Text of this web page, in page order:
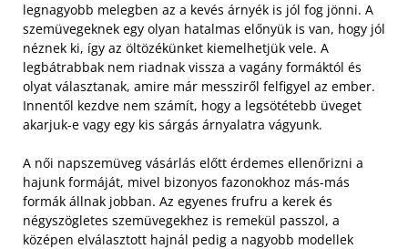
legnagyobb melegben az a kevés árnyék is jól fog jönni. A
szemüvegeknek egy olyan hatalmas előnyük is van, hogy jól
néznek ki, így az öltözékünket kiemelhetjük vele. A
legbátrabbak nem riadnak vissza a vagány formáktól és
olyat választanak, amire már messziről felfigyel az ember.
Innentől kezdve nem számít, hogy a legsötétebb üveget
akarjuk-e vagy egy kis sárgás árnyalatra vágyunk.
A női napszemüveg vásárlás előtt érdemes ellenőrizni a
hajunk formáját, mivel bizonyos fazonokhoz más-más
formák állnak jobban. Az egyenes frufru a kerek és
négyszögletes szemüvegekhez is remekül passzol, a
középen elválasztott hajnál pedig a nagyobb modellek